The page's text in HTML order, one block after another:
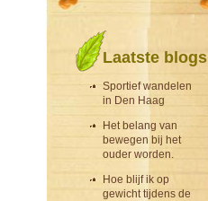
Laatste blogs
Sportief wandelen
in Den Haag
Het belang van
bewegen bij het
ouder worden.
Hoe blijf ik op
gewicht tijdens de